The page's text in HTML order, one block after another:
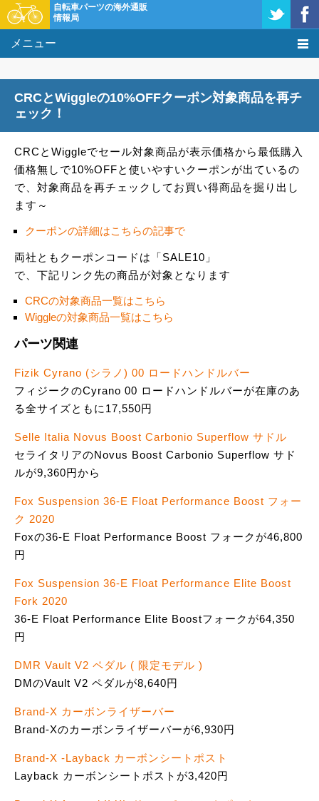
自転車パーツの海外通販
情報局
メニュー
購入方法
CRCとWiggleの10%OFFクーポン対象商品を再チ
ェック！
CRCとWiggleでセール対象商品が表示価格から最低購入
価格無しで10%OFFと使いやすいクーポンが出ているの
で、対象商品を再チェックしてお買い得商品を掘り出し
ます～
クーポンの詳細はこちらの記事で
両社ともクーポンコードは「SALE10」
で、下記リンク先の商品が対象となります
CRCの対象商品一覧はこちら
Wiggleの対象商品一覧はこちら
パーツ関連
Fizik Cyrano (シラノ) 00 ロードハンドルバー
フィジークのCyrano 00 ロードハンドルバーが在庫のあ
る全サイズともに17,550円
Selle Italia Novus Boost Carbonio Superflow サドル
セライタリアのNovus Boost Carbonio Superflow サド
ルが9,360円から
Fox Suspension 36-E Float Performance Boost フォー
ク 2020
Foxの36-E Float Performance Boost フォークが46,800
円
Fox Suspension 36-E Float Performance Elite Boost
Fork 2020
36-E Float Performance Elite Boostフォークが64,350
円
DMR Vault V2 ペダル ( 限定モデル )
DMのVault V2 ペダルが8,640円
Brand-X カーボンライザーバー
Brand-Xのカーボンライザーバーが6,930円
Brand-X -Layback カーボンシートポスト
Layback カーボンシートポストが3,420円